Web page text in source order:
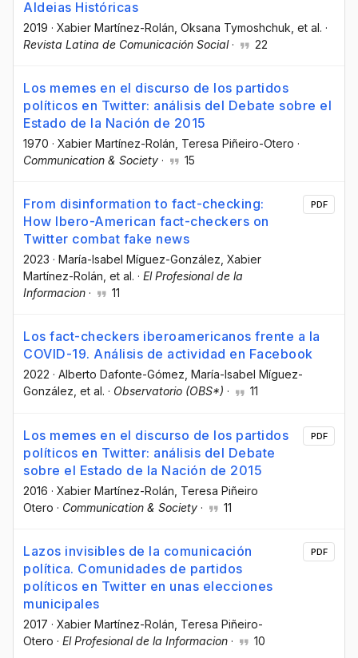
Aldeias Históricas
2019 · Xabier Martínez-Rolán , Oksana Tymoshchuk , et al. ·
Revista Latina de Comunicación Social· 22
Los memes en el discurso de los partidos
políticos en Twitter: análisis del Debate sobre el
Estado de la Nación de 2015
1970 · Xabier Martínez-Rolán , Teresa Piñeiro-Otero ·
Communication & Society · 15
From disinformation to fact-checking:
How Ibero-American fact-checkers on
Twitter combat fake news
2023 · María-Isabel Míguez-González , Xabier
Martínez-Rolán , et al. · El Profesional de la
Informacion · 11
PDF
Los fact-checkers iberoamericanos frente a la
COVID-19. Análisis de actividad en Facebook
2022 · Alberto Dafonte-Gómez , María-Isabel Míguez-
González , et al. · Observatorio (OBS*) · 11
Los memes en el discurso de los partidos
políticos en Twitter: análisis del Debate
sobre el Estado de la Nación de 2015
2016 · Xabier Martínez-Rolán , Teresa Piñeiro
Otero · Communication & Society · 11
PDF
Lazos invisibles de la comunicación
política. Comunidades de partidos
políticos en Twitter en unas elecciones
municipales
2017 · Xabier Martínez-Rolán , Teresa Piñeiro-
Otero · El Profesional de la Informacion · 10
PDF